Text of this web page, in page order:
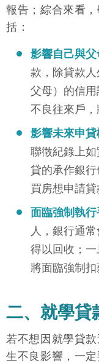
報告；綜合來看，
括：
影響自己與父
款，除貸款
父母）的信
不良往來戶，
影響未來申貸
聯徵紀錄上
貸的承作銀行
買房想申請
面臨強制執行
人，銀行通
得以回收；
將面臨強制扣
二、就學貸
若不想因就學貸
生不良影響，一